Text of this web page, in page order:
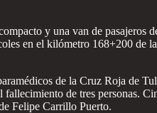
y una van de pasajeros
en el kilómetro 168+200
de la Cruz Roja de
de tres personas.
Felipe Carrillo Puerto.